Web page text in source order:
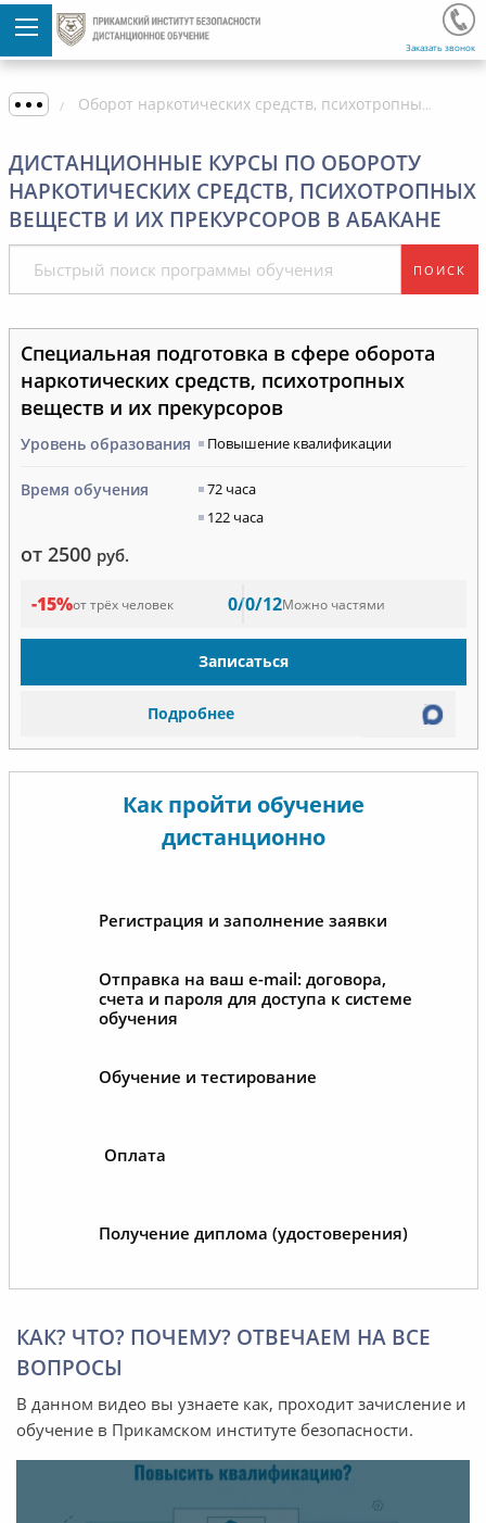
Заказать звонок
Оборот наркотических средств, психотропных веществ и их прекурсоров
ДИСТАНЦИОННЫЕ КУРСЫ ПО ОБОРОТУ
НАРКОТИЧЕСКИХ СРЕДСТВ, ПСИХОТРОПНЫХ
ВЕЩЕСТВ И ИХ ПРЕКУРСОРОВ В АБАКАНЕ
ПОИСК
Специальная подготовка в сфере оборота
наркотических средств, психотропных
веществ и их прекурсоров
Уровень образования Повышение квалификации
Время обучения
72 часа
122 часа
от 2500 руб.
-15%от трёх человек 0/0/12Можно частями
Записаться
Подробнее
Как пройти обучение
дистанционно
Регистрация и заполнение заявки
Отправка на ваш e-mail: договора,
счета и пароля для доступа к системе
обучения
Обучение и тестирование
Оплата
Получение диплома (удостоверения)
КАК? ЧТО? ПОЧЕМУ? ОТВЕЧАЕМ НА ВСЕ
ВОПРОСЫ
В данном видео вы узнаете как, проходит зачисление и
обучение в Прикамском институте безопасности.